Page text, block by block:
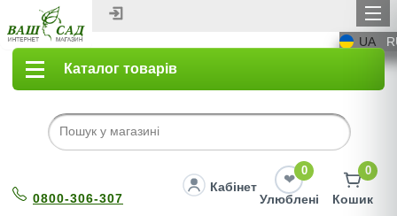
UA
Каталог товарів
0800-306-307
Кабінет
0
Улюблені
0
Кошик